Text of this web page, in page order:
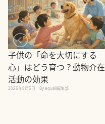
子供の「命を大切にする
心」はどう育つ？動物介在
活動の効果
2026年8月5日 By equall編集部